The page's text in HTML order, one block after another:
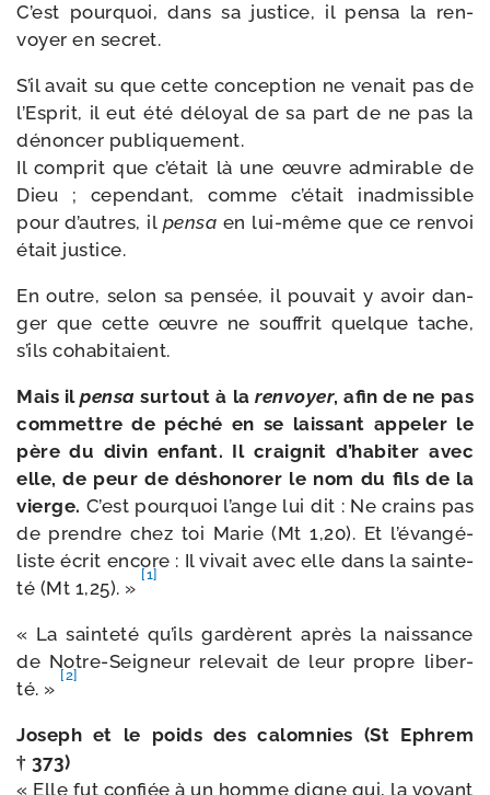
C’est pour­quoi, dans sa jus­tice, il pen­sa la ren­
voyer en secret.
S’il avait su que cette concep­tion ne venait pas de
l’Esprit, il eut été déloyal de sa part de ne pas la
dénon­cer publiquement.
Il com­prit que c’é­tait là une œuvre admi­rable de
Dieu ; cepen­dant, comme c’é­tait inad­mis­sible
pour d’autres, il pen­sa en lui-​même que ce ren­voi
était justice.
En outre, selon sa pen­sée, il pou­vait y avoir dan­
ger que cette œuvre ne souf­frit quelque tache,
s’ils cohabitaient.
Mais ilpen­sa sur­tout à la ren­voyer, afin de ne pas
com­mettre de péché en se lais­sant appe­ler le
père du divin enfant. Il crai­gnit d’ha­bi­ter avec
elle, de peur de désho­no­rer le nom du fils de la
vierge. C’est pour­quoi l’ange lui dit : Ne crains pas
de prendre chez toi Marie (Mt 1,20). Et l’é­van­gé­
liste écrit encore : Il vivait avec elle dans la sain­te­
té (Mt 1,25). »
[1]
« La sain­te­té qu’ils gar­dèrent après la nais­sance
de Notre-​Seigneur rele­vait de leur propre liber­
té. »
[2]
Joseph et le poids des calom­nies (St Ephrem
† 373)
« Elle fut confiée à un homme digne qui, la voyant